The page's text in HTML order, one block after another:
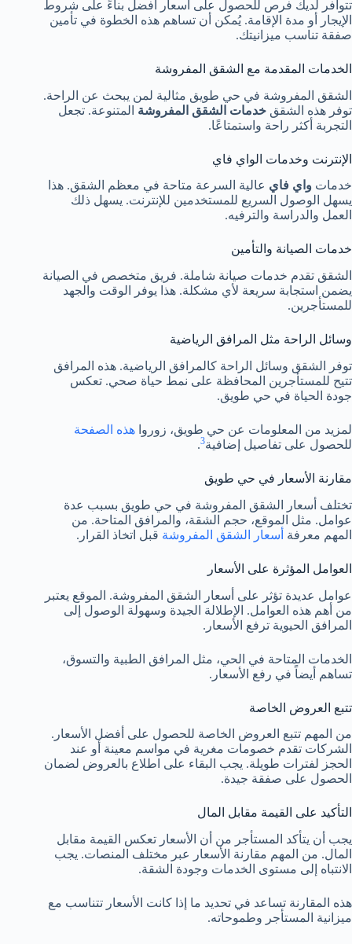
تتوافر لديك فرص للحصول على أسعار أفضل بناءً على شروط
الإيجار أو مدة الإقامة. يُمكن أن تساهم هذه الخطوة في تأمين
صفقة تناسب ميزانيتك.
الخدمات المقدمة مع الشقق المفروشة
الشقق المفروشة في حي طويق مثالية لمن يبحث عن الراحة.
توفر هذه الشقق خدمات الشقق المفروشة المتنوعة. تجعل
التجربة أكثر راحة واستمتاعًا.
الإنترنت وخدمات الواي فاي
خدمات واي فاي عالية السرعة متاحة في معظم الشقق. هذا
يسهل الوصول السريع للمستخدمين للإنترنت. يسهل ذلك
العمل والدراسة والترفيه.
خدمات الصيانة والتأمين
الشقق تقدم خدمات صيانة شاملة. فريق متخصص في الصيانة
يضمن استجابة سريعة لأي مشكلة. هذا يوفر الوقت والجهد
للمستأجرين.
وسائل الراحة مثل المرافق الرياضية
توفر الشقق وسائل الراحة كالمرافق الرياضية. هذه المرافق
تتيح للمستأجرين المحافظة على نمط حياة صحي. تعكس
جودة الحياة في حي طويق.
لمزيد من المعلومات عن حي طويق، زوروا هذه الصفحة
للحصول على تفاصيل إضافية3
.
مقارنة الأسعار في حي طويق
تختلف أسعار الشقق المفروشة في حي طويق بسبب عدة
عوامل. مثل الموقع، حجم الشقة، والمرافق المتاحة. من
المهم معرفة أسعار الشقق المفروشة قبل اتخاذ القرار.
العوامل المؤثرة على الأسعار
عوامل عديدة تؤثر على أسعار الشقق المفروشة. الموقع يعتبر
من أهم هذه العوامل. الإطلالة الجيدة وسهولة الوصول إلى
المرافق الحيوية ترفع الأسعار.
الخدمات المتاحة في الحي، مثل المرافق الطبية والتسوق،
تساهم أيضاً في رفع الأسعار.
تتبع العروض الخاصة
من المهم تتبع العروض الخاصة للحصول على أفضل الأسعار.
الشركات تقدم خصومات مغرية في مواسم معينة أو عند
الحجز لفترات طويلة. يجب البقاء على اطلاع بالعروض لضمان
الحصول على صفقة جيدة.
التأكيد على القيمة مقابل المال
يجب أن يتأكد المستأجر من أن الأسعار تعكس القيمة مقابل
المال. من المهم مقارنة الأسعار عبر مختلف المنصات. يجب
الانتباه إلى مستوى الخدمات وجودة الشقة.
هذه المقارنة تساعد في تحديد ما إذا كانت الأسعار تتناسب مع
ميزانية المستأجر وطموحاته.